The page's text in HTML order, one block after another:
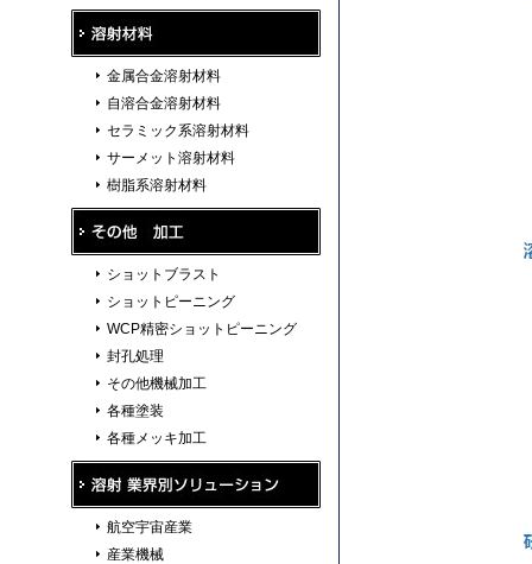
金属合金溶射材料
自溶合金溶射材料
セラミック系溶射材料
サーメット溶射材料
樹脂系溶射材料
ショットブラスト
ショットピーニング
WCP精密ショットピーニング
封孔処理
その他機械加工
各種塗装
各種メッキ加工
航空宇宙産業
産業機械